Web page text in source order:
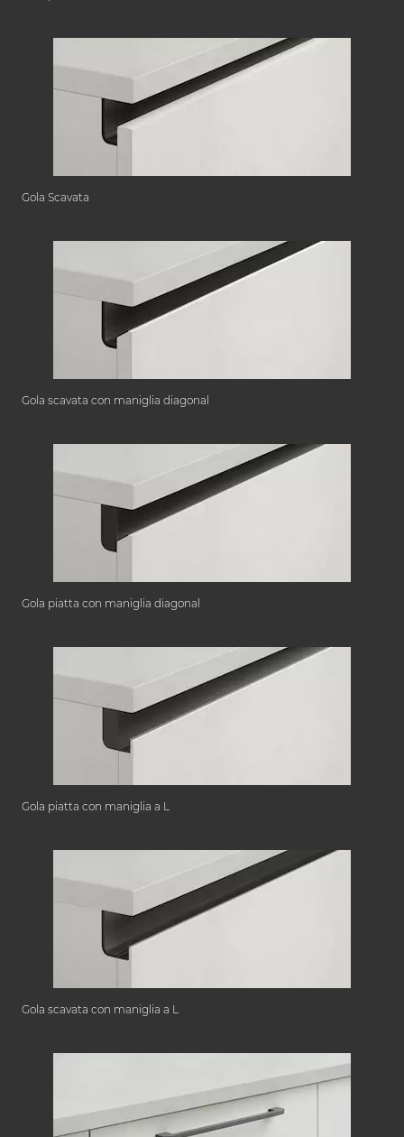
Gola Scavata
Gola scavata con maniglia diagonal
Gola piatta con maniglia diagonal
Gola piatta con maniglia a L
Gola scavata con maniglia a L